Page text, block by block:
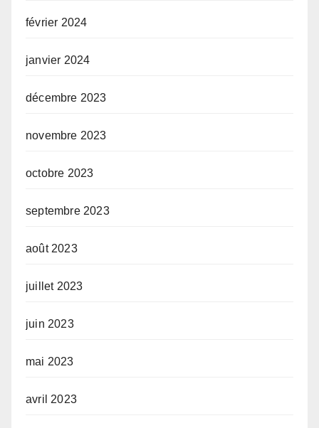
février 2024
janvier 2024
décembre 2023
novembre 2023
octobre 2023
septembre 2023
août 2023
juillet 2023
juin 2023
mai 2023
avril 2023